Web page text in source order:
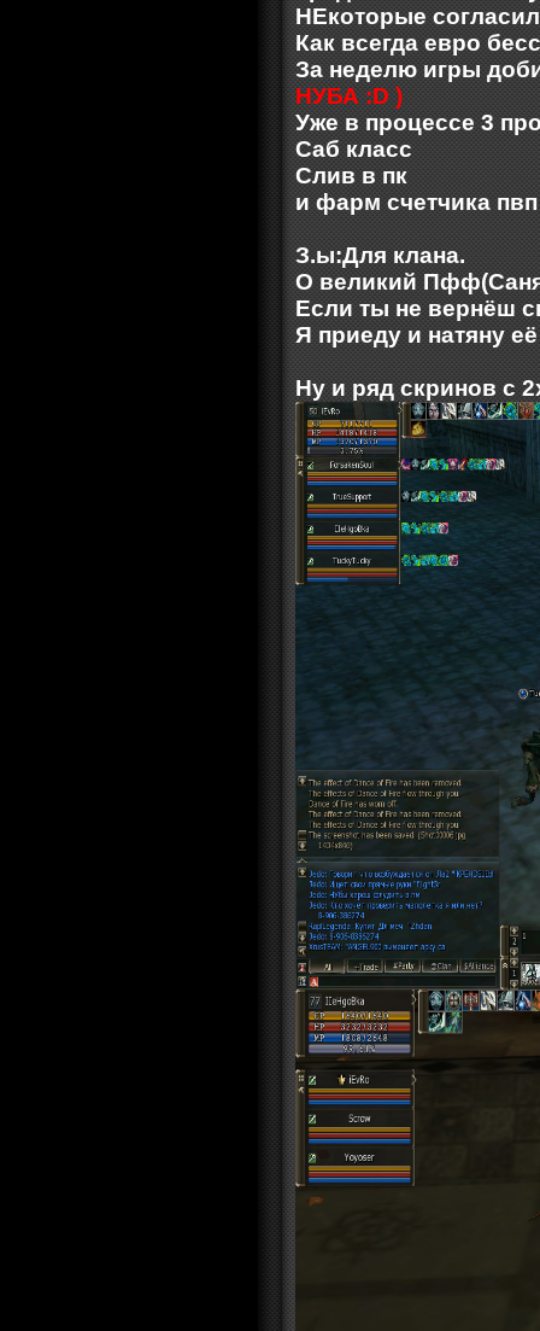
НЕкоторые
Как всегда евро
За неделю игры
НУБА :D )
Уже в процессе 3
Саб класс
Слив в пк
и фарм счетчика
З.ы:Для клана.
О великий
Если ты не вернёш
Я приеду и натяну
Ну и ряд скринов с